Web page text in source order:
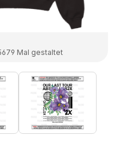
Mal gestaltet